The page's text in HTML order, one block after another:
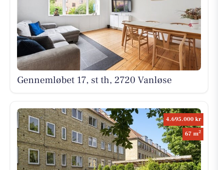
Gennemløbet 17, st th, 2720 Vanløse
4.695.000 kr
67 m2